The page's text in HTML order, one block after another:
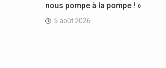
nous pompe à la pompe ! »
5 août 2026